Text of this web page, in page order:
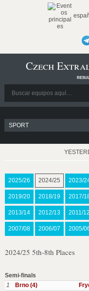
Czech
2025/26 2024/25 2023/
2019/20 2018/19 2017/
2013/14 2012/13 2011/12
2007/08 2006/07 2005/
2024/25 5th-8th Places
Semi-finals
1
Brno (4)